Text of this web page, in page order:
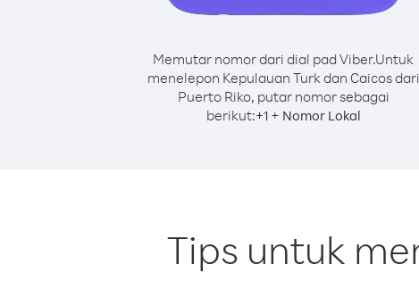
Memutar nomor dari dial pad Viber.Untuk
menelepon Kepulauan Turk dan Caicos dari
Puerto Riko, putar nomor sebagai
berikut:+1+ Nomor Lokal
Tips untuk